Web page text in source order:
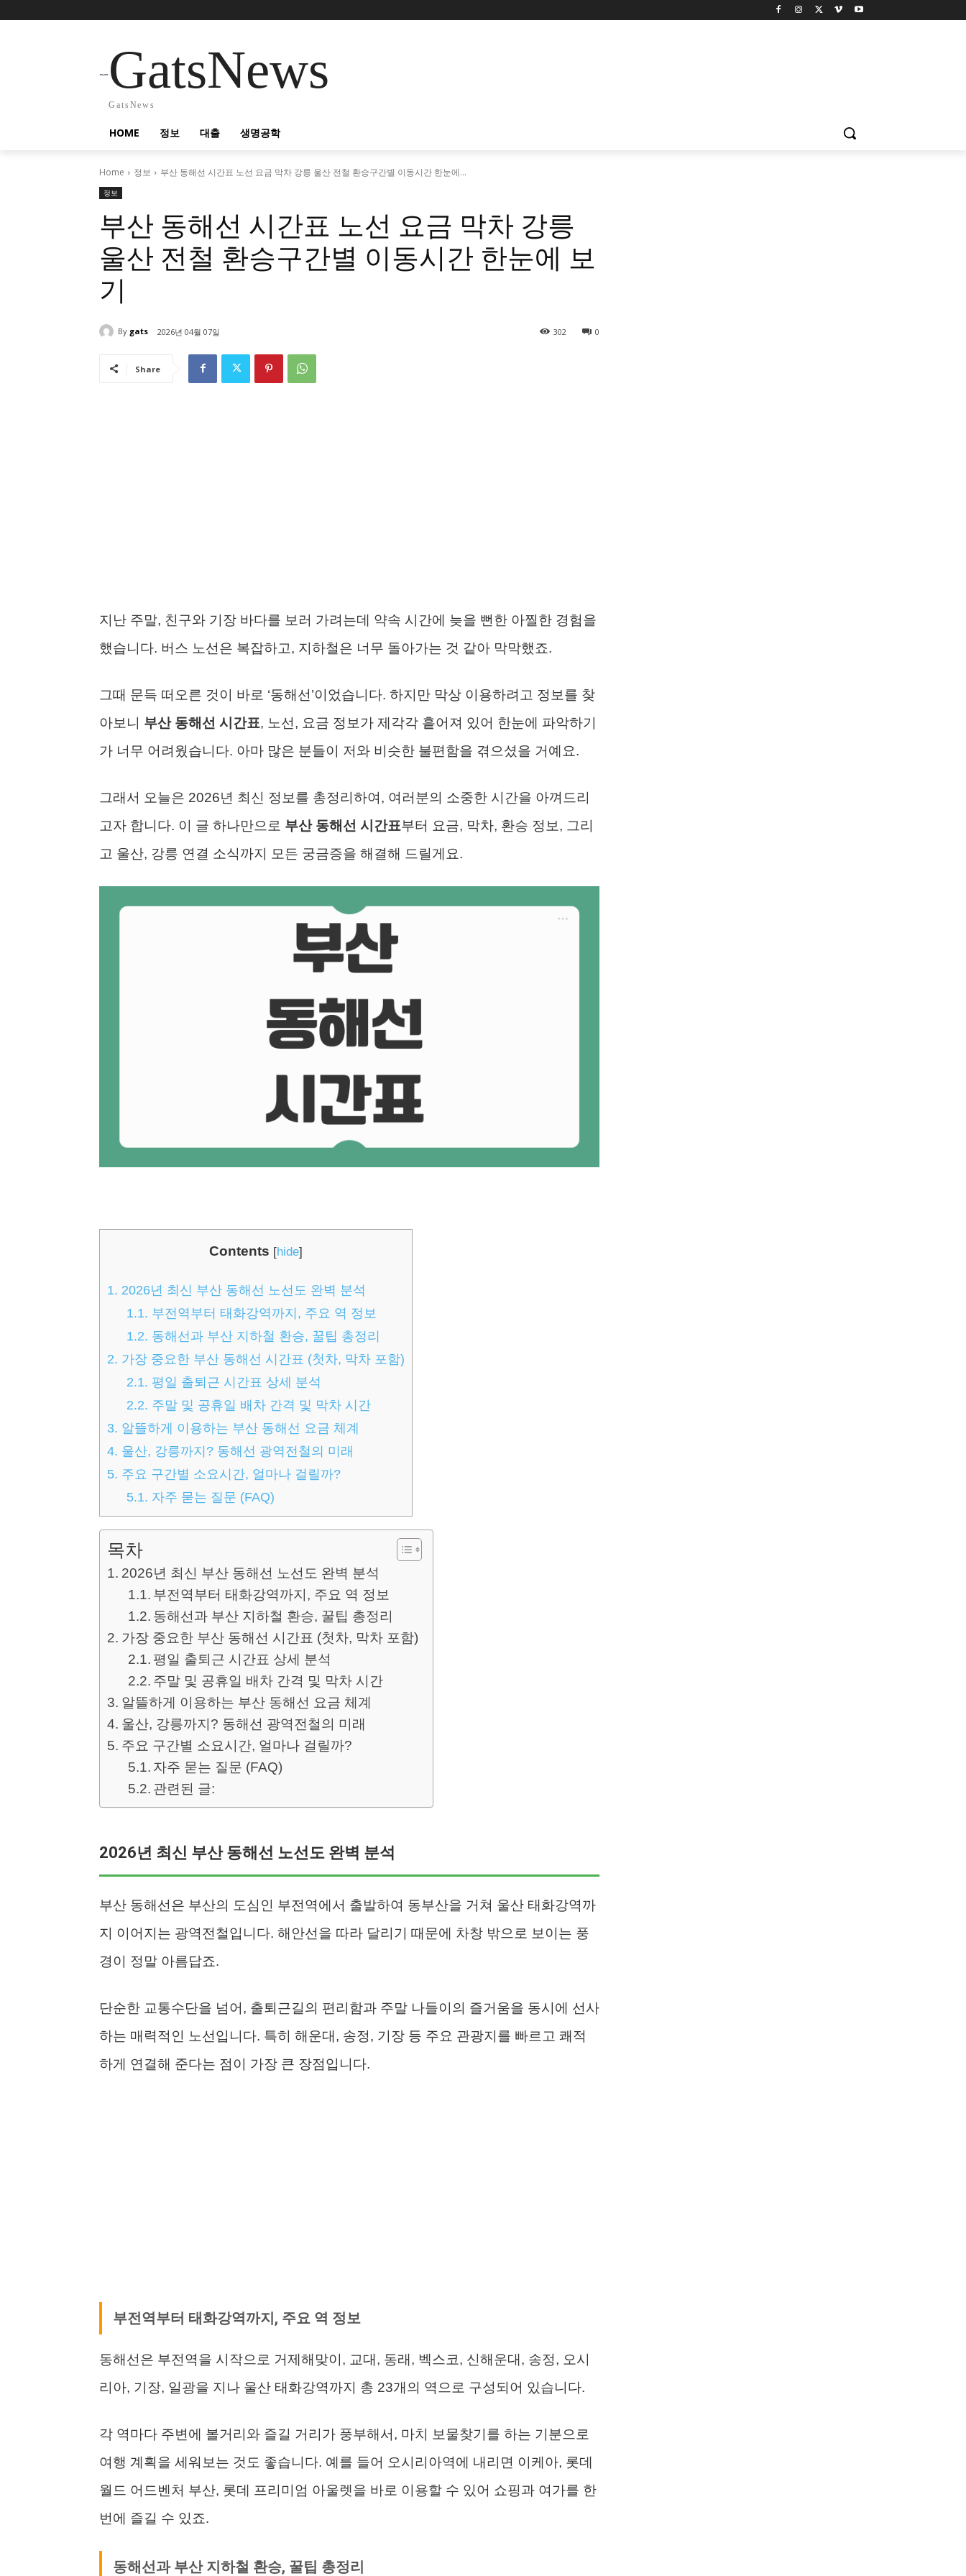
GatsNews
GatsNews
HOME 정보 대출 생명공학
Home 정보 부산 동해선 시간표 노선 요금 막차 강릉 울산 전철 환승구간별 이동시간 한눈에...
정보
부산 동해선 시간표 노선 요금 막차 강릉
울산 전철 환승구간별 이동시간 한눈에 보
기
By gats 2026년 04월 07일 0
302
Share
지난 주말, 친구와 기장 바다를 보러 가려는데 약속 시간에 늦을 뻔한 아찔한 경험을
했습니다. 버스 노선은 복잡하고, 지하철은 너무 돌아가는 것 같아 막막했죠.
그때 문득 떠오른 것이 바로 ‘동해선’이었습니다. 하지만 막상 이용하려고 정보를 찾
아보니 부산 동해선 시간표, 노선, 요금 정보가 제각각 흩어져 있어 한눈에 파악하기
가 너무 어려웠습니다. 아마 많은 분들이 저와 비슷한 불편함을 겪으셨을 거예요.
그래서 오늘은 2026년 최신 정보를 총정리하여, 여러분의 소중한 시간을 아껴드리
고자 합니다. 이 글 하나만으로 부산 동해선 시간표부터 요금, 막차, 환승 정보, 그리
고 울산, 강릉 연결 소식까지 모든 궁금증을 해결해 드릴게요.
Contents [hide]
1. 2026년 최신 부산 동해선 노선도 완벽 분석
1.1. 부전역부터 태화강역까지, 주요 역 정보
1.2. 동해선과 부산 지하철 환승, 꿀팁 총정리
2. 가장 중요한 부산 동해선 시간표 (첫차, 막차 포함)
2.1. 평일 출퇴근 시간표 상세 분석
2.2. 주말 및 공휴일 배차 간격 및 막차 시간
3. 알뜰하게 이용하는 부산 동해선 요금 체계
4. 울산, 강릉까지? 동해선 광역전철의 미래
5. 주요 구간별 소요시간, 얼마나 걸릴까?
5.1. 자주 묻는 질문 (FAQ)
목차
2026년 최신 부산 동해선 노선도 완벽 분석
부전역부터 태화강역까지, 주요 역 정보
동해선과 부산 지하철 환승, 꿀팁 총정리
가장 중요한 부산 동해선 시간표 (첫차, 막차 포함)
평일 출퇴근 시간표 상세 분석
주말 및 공휴일 배차 간격 및 막차 시간
알뜰하게 이용하는 부산 동해선 요금 체계
울산, 강릉까지? 동해선 광역전철의 미래
주요 구간별 소요시간, 얼마나 걸릴까?
자주 묻는 질문 (FAQ)
관련된 글:
2026년 최신 부산 동해선 노선도 완벽 분석
부산 동해선은 부산의 도심인 부전역에서 출발하여 동부산을 거쳐 울산 태화강역까
지 이어지는 광역전철입니다. 해안선을 따라 달리기 때문에 차창 밖으로 보이는 풍
경이 정말 아름답죠.
단순한 교통수단을 넘어, 출퇴근길의 편리함과 주말 나들이의 즐거움을 동시에 선사
하는 매력적인 노선입니다. 특히 해운대, 송정, 기장 등 주요 관광지를 빠르고 쾌적
하게 연결해 준다는 점이 가장 큰 장점입니다.
부전역부터 태화강역까지, 주요 역 정보
동해선은 부전역을 시작으로 거제해맞이, 교대, 동래, 벡스코, 신해운대, 송정, 오시
리아, 기장, 일광을 지나 울산 태화강역까지 총 23개의 역으로 구성되어 있습니다.
각 역마다 주변에 볼거리와 즐길 거리가 풍부해서, 마치 보물찾기를 하는 기분으로
여행 계획을 세워보는 것도 좋습니다. 예를 들어 오시리아역에 내리면 이케아, 롯데
월드 어드벤처 부산, 롯데 프리미엄 아울렛을 바로 이용할 수 있어 쇼핑과 여가를 한
번에 즐길 수 있죠.
동해선과 부산 지하철 환승, 꿀팁 총정리